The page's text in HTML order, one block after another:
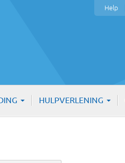
Help
HULPVERLENING